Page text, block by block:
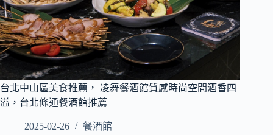
台北中山區美食推薦， 凌舞餐酒館質感時尚空間酒香四
溢，台北條通餐酒館推薦
2025-02-26 餐酒館